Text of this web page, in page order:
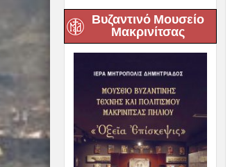
Βυζαντινό Μουσείο
Μακρινίτσας